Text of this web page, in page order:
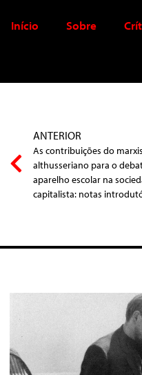
Início Sobre
ANTERIOR
As contribuições do
althusseriano para o
aparelho escolar na
capitalista: notas